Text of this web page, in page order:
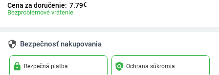
Cena za doručenie: 7.79€
Bezproblémové vrátenie
security Bezpečnosť nakupovania
lock Bezpečná platba policy Ochrana súkromia